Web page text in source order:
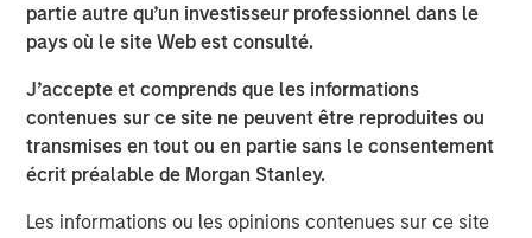
partie autre qu’un investisseur professionnel dans le
pays où le site Web est consulté.
J’accepte et comprends que les informations
contenues sur ce site ne peuvent être reproduites ou
transmises en tout ou en partie sans le consentement
écrit préalable de Morgan Stanley.
Les informations ou les opinions contenues sur ce site
CDEI seeks to track the performance of the Calvert US
Large-Cap Diversity Research Index, which is composed
of common stocks of large companies that operate their
businesses in a manner consistent with the Calvert
Principles. CDEI offers investors exposure to companies
that Calvert believes are successfully managing diversity,
proprietary research.